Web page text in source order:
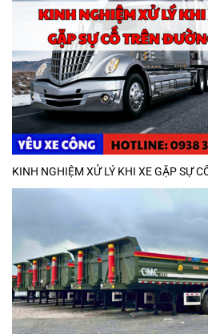
KINH NGHIỆM XỬ LÝ KHI XE GẶP SỰ